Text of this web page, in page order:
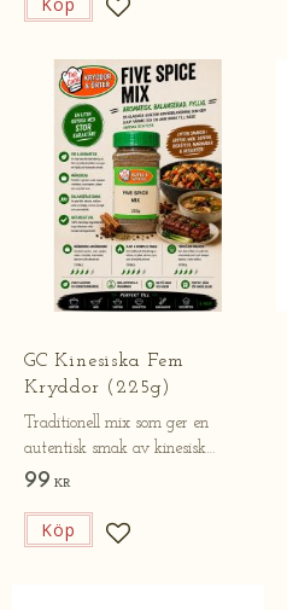
Lägg till i favoriter
​GC Kinesiska Fem
Kryddor (225g)
Traditionell mix som ger en
autentisk smak av kinesisk
matlagning.
99 KR
Lägg till i favoriter
Köp